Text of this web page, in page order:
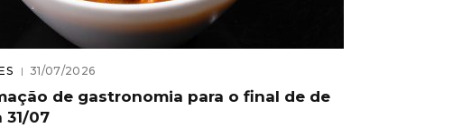
31/07/2026
de gastronomia para o final de de
31/07